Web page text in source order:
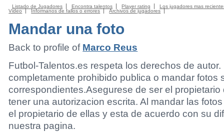
Listado de Jugadores Encontra talentos Player rating
Los jugadores mas
Video
Informanos de fallos o errores Archivos de jugadores
Mandar una foto
Back to profile of Marco Reus
Futbol-Talentos.es respeta los derechos de autor.
completamente prohibido publica o mandar fotos
correspondientes.Asegurese de ser el propietario
tener una autorizacion escrita. Al mandar las
el propietario de ellas y esta de acuerdo con su
nuestra pagina.